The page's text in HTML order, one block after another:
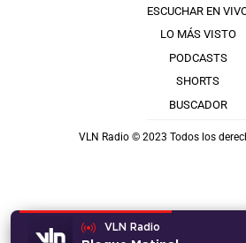
VLN Radio
ESCUCHAR EN
LO MÁS VISTO
PODCASTS
SHORTS
BUSCADOR
VLN Radio © 2023 Todos los